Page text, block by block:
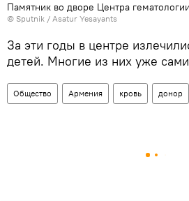
Памятник во дворе Центра гематологии
© Sputnik / Asatur Yesayants
За эти годы в центре
детей. Многие из них уже
Общество Армения кровь донор